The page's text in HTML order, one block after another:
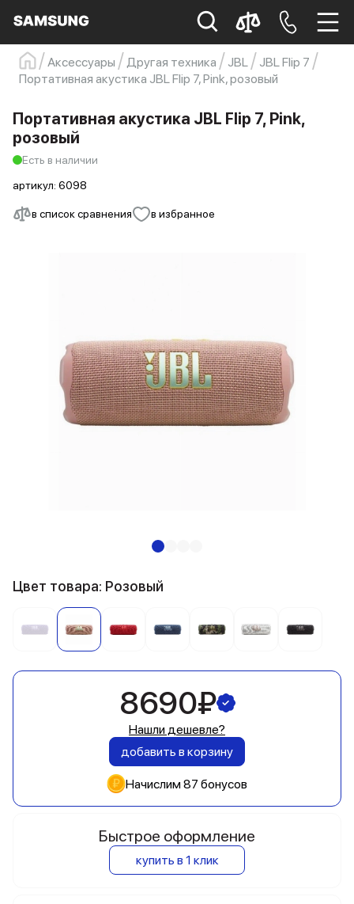
Samsung Смартфон s23
s23 ultra
Аксессуары Другая техника JBL
JBL Flip 7
Портативная акустика JBL Flip 7, Pink, розовый
в список сравнения в избранное
Портативная акустика JBL Flip 7, Pink,
розовый
Есть в наличии
артикул: 6098
Цвет товара: Розовый
8690₽
Нашли дешевле?
добавить в корзину
Начислим 87 бонусов
Быстрое оформление
купить в 1 клик